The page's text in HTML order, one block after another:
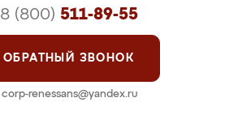
8 (800) 511-89-55
ОБРАТНЫЙ ЗВОНОК
corp-renessans@yandex.ru